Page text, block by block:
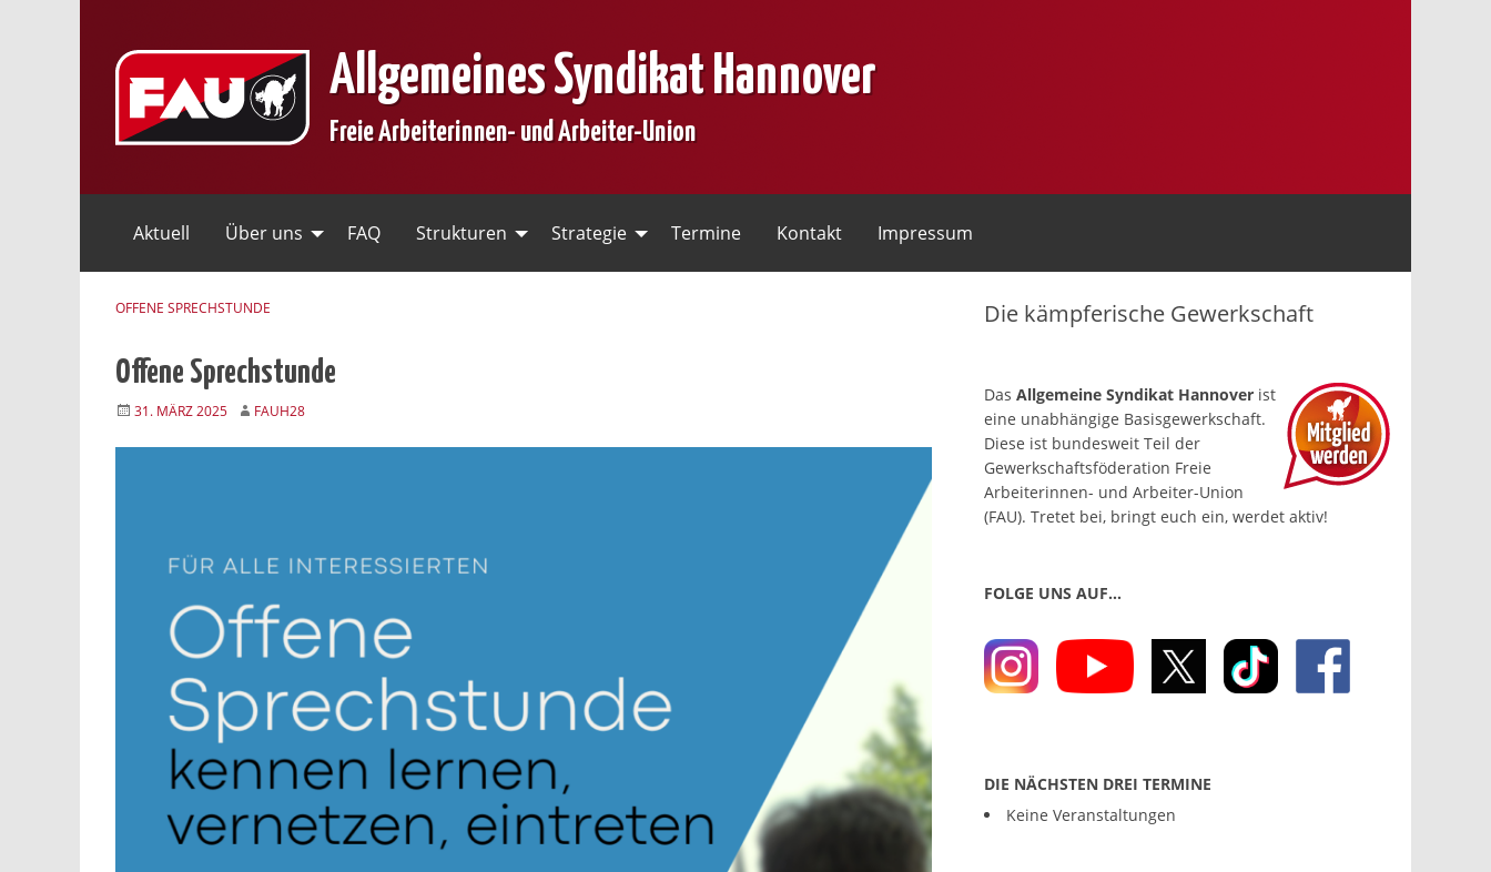
Allgemeines Syndikat Hannover
Freie Arbeiterinnen- und Arbeiter-Union
Aktuell Über uns FAQ Strukturen Strategie Termine Kontakt Impressum
OFFENE SPRECHSTUNDE
Offene Sprechstunde
31. MÄRZ 2025 FAUH28
Die kämpferische Gewerkschaft
Das Allgemeine Syndikat Hannover ist
eine un­abhängige Basis­gewerkschaft.
Diese ist bundesweit Teil der
Gewerkschafts­föderation Freie
Arbeiterinnen- und Arbeiter-Union
(FAU). Tretet bei, bringt euch ein, werdet aktiv!
FOLGE UNS AUF…
DIE NÄCHSTEN DREI TERMINE
Keine Veranstaltungen